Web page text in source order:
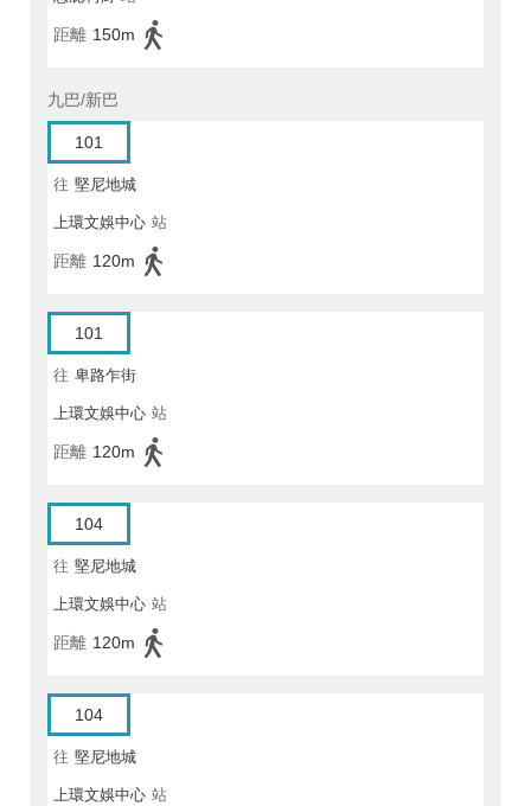
距離 150m
九巴/新巴
101
往 堅尼地城
上環文娛中心 站
距離 120m
101
往 卑路乍街
上環文娛中心 站
距離 120m
104
往 堅尼地城
上環文娛中心 站
距離 120m
104
往 堅尼地城
上環文娛中心 站